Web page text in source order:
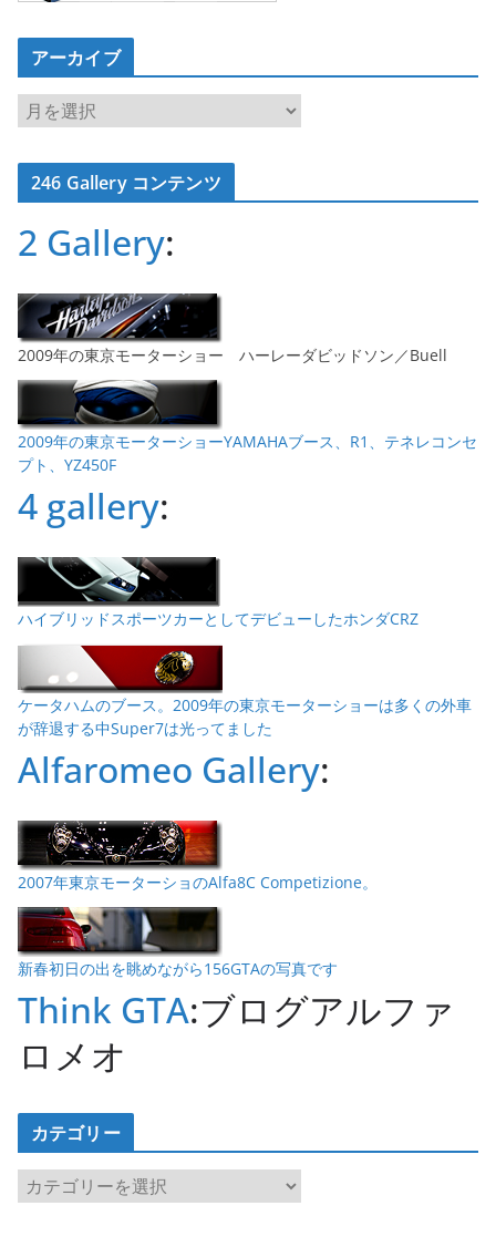
アーカイブ
ア
ー
カ
イ246 Gallery コンテンツ
2 Gallery:
2009年の東京モーターショー ハーレーダビッドソン／Buell
2009年の東京モーターショーYAMAHAブース、R1、テネレコンセ
プト、YZ450F
4 gallery:
ハイブリッドスポーツカーとしてデビューしたホンダCRZ
ケータハムのブース。2009年の東京モーターショーは多くの外車
が辞退する中Super7は光ってました
Alfaromeo Gallery:
2007年東京モーターショのAlfa8C Competizione。
新春初日の出を眺めながら156GTAの写真です
Think GTA:ブログアルファ
ロメオ
カテゴリー
カ
テ